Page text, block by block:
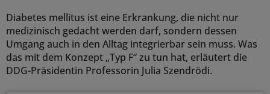
Diabetes mellitus ist eine Erkrankung, die nicht nur
medizinisch gedacht werden darf, sondern dessen
Umgang auch in den Alltag integrierbar sein muss. Was
das mit dem Konzept „Typ F“ zu tun hat, erläutert die
DDG-Präsidentin Professorin Julia Szendrödi.